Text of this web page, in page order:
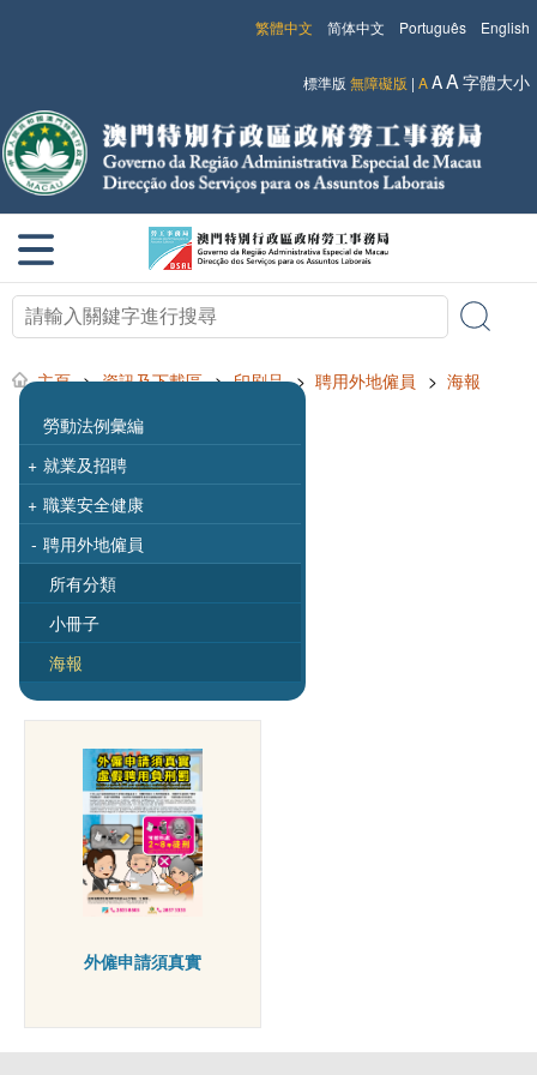
English
Português
简体中文
繁體中文
標準版 無障礙版 | AAA字體大小
主頁 > 資訊及下載區 > 印刷品 > 聘用外地僱員 > 海報
勞動法例彙編
+ 就業及招聘
+ 職業安全健康
- 聘用外地僱員
所有分類
小冊子
海報
外僱申請須真實